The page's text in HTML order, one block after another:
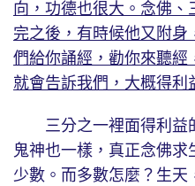
向，功德也很大。念佛
完之後，有時候他又附
們給你誦經，勸你來聽經
就會告訴我們，大概得利
三分之一裡面得利益
鬼神也一樣，真正念佛求
少數。而多數怎麼？生天